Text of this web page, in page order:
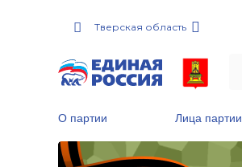
Тверская область
О партии Лица партии